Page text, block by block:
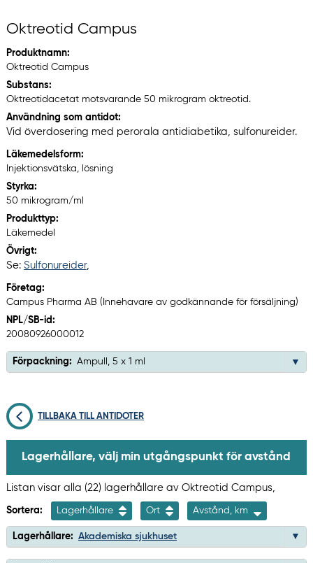
Oktreotid Campus
Produktnamn:
Oktreotid Campus
Substans:
Oktreotidacetat motsvarande 50 mikrogram oktreotid.
Användning som antidot:
Vid överdosering med perorala antidiabetika, sulfonureider.
Läkemedelsform:
Injektionsvätska, lösning
Styrka:
50 mikrogram/ml
Produkttyp:
Läkemedel
Övrigt:
Se: Sulfonureider,
Företag:
Campus Pharma AB (Innehavare av godkännande för försäljning)
NPL/SB-id:
20080926000012
Förpackning: Ampull, 5 x 1 ml
TILLBAKA TILL ANTIDOTER
Lagerhållare, välj min utgångspunkt för avstånd
Listan visar alla (22) lagerhållare av Oktreotid Campus,
Sortera: Lagerhållare Ort Avstånd, km
Lagerhållare: Akademiska sjukhuset